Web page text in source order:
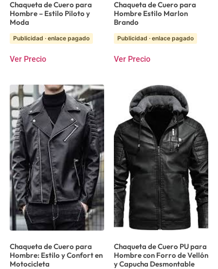
Chaqueta de Cuero para
Hombre – Estilo Piloto y
Moda
Publicidad · enlace pagado
Ver Precio
Chaqueta de Cuero para
Hombre Estilo Marlon
Brando
Publicidad · enlace pagado
Ver Precio
Chaqueta de Cuero para
Hombre: Estilo y Confort en
Motocicleta
Chaqueta de Cuero PU para
Hombre con Forro de Vellón
y Capucha Desmontable